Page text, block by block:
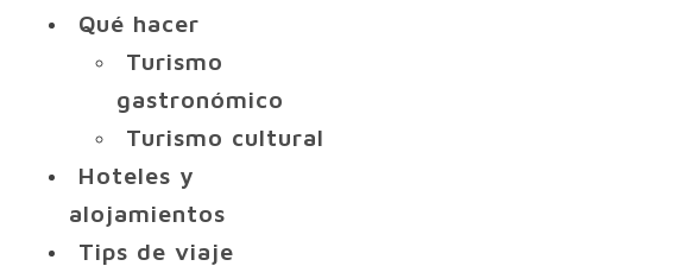
Qué hacer
Turismo
gastronómico
Turismo cultural
Hoteles y
alojamientos
Tips de viaje